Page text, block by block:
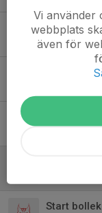
Ny termin,
18 aug
Lobas
Start
Vi använder
webbplats
även för